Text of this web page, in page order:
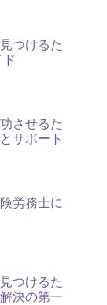
つけるた
させるた
サポート
労務士に
つけるた
決の第一